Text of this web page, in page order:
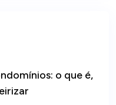
o que é,